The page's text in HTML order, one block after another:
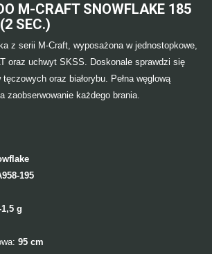
M-CRAFT SNOWFLAKE 185
SEC.)
z serii M-Craft, wyposażona w jednostopkowe,
oraz uchwyt SKSS. Doskonale sprawdzi się
oraz białorybu. Pełna węglową
zaobserwowanie każdego brania.
195
g
95 cm